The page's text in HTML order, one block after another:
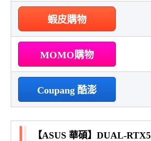
蝦皮購物
MOMO購物
Coupang 酷澎
【ASUS 華碩】DUAL-